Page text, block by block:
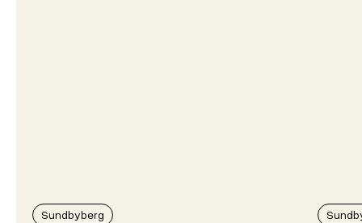
Sundbyberg